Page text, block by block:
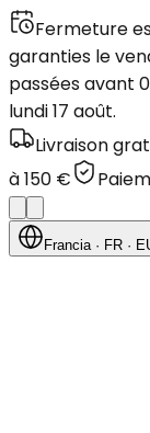
Fermeture
garanties le
passées avant
lundi 17 août.
Livraison
à 150 €
Francia· FR ·